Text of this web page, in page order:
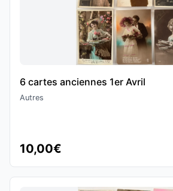
6 cartes anciennes 1er Avril
Autres
10,00€